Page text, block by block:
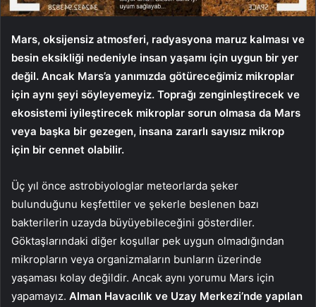
Mars, oksijensiz atmosferi, radyasyona maruz kalması ve
besin eksikliği nedeniyle insan yaşamı için uygun bir yer
değil. Ancak Mars’a yanımızda götüreceğimiz mikroplar
için aynı şeyi söyleyemeyiz. Toprağı zenginleştirecek ve
ekosistemi iyileştirecek mikroplar sorun olmasa da Mars
veya başka bir gezegen, insana zararlı sayısız mikrop
için bir cennet olabilir.
Üç yıl önce astrobiyologlar meteorlarda şeker
bulunduğunu keşfettiler ve şekerle beslenen bazı
bakterilerin uzayda büyüyebileceğini gösterdiler.
Göktaşlarındaki diğer koşullar pek uygun olmadığından
mikropların veya organizmaların bunların üzerinde
yaşaması kolay değildir. Ancak aynı yorumu Mars için
yapamayız. Alman Havacılık ve Uzay Merkezi’nde yapılan